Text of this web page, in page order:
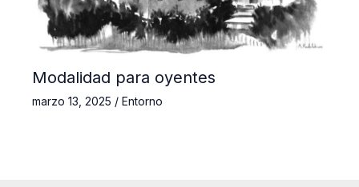
Modalidad para oyentes
marzo 13, 2025 / Entorno